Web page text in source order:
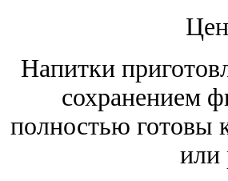
Напитки
сохранением
полностью готовы
или